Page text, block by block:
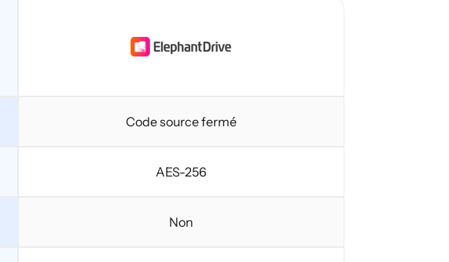
Code source fermé
AES-256
Non